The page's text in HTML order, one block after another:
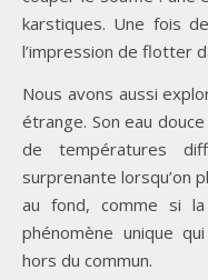
karstiques. Une fois
l’impression de flotter
Nous avons aussi
étrange. Son eau
de températures
surprenante lorsqu’on
au fond, comme si
phénomène unique
hors du commun.